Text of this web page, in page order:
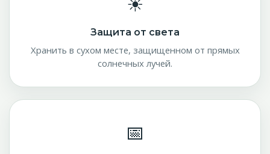
Защита от света
Хранить в сухом месте, защищенном от прямых
солнечных лучей.
📅